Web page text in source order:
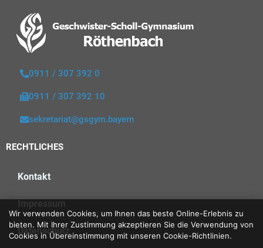
0911 / 307 392 0
0911 / 307 392 10
sekretariat@gsgym.bayern
RECHTLICHES
Kontakt
Impressum
Datenschutz
Wir verwenden Cookies, um Ihnen das beste Online-Erlebnis zu
bieten. Mit Ihrer Zustimmung akzeptieren Sie die Verwendung von
Cookies in Übereinstimmung mit unseren Cookie-Richtlinien.